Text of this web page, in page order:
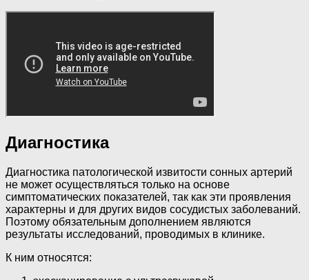
Диагностика
Диагностика патологической извитости сонных артерий
не может осуществляться только на основе
симптоматических показателей, так как эти проявления
характерны и для других видов сосудистых заболеваний.
Поэтому обязательным дополнением являются
результаты исследований, проводимых в клинике.
К ним относятся: